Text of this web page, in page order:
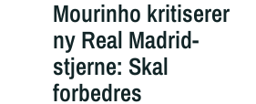
Mourinho kritiserer
ny Real Madrid-
stjerne: Skal
forbedres